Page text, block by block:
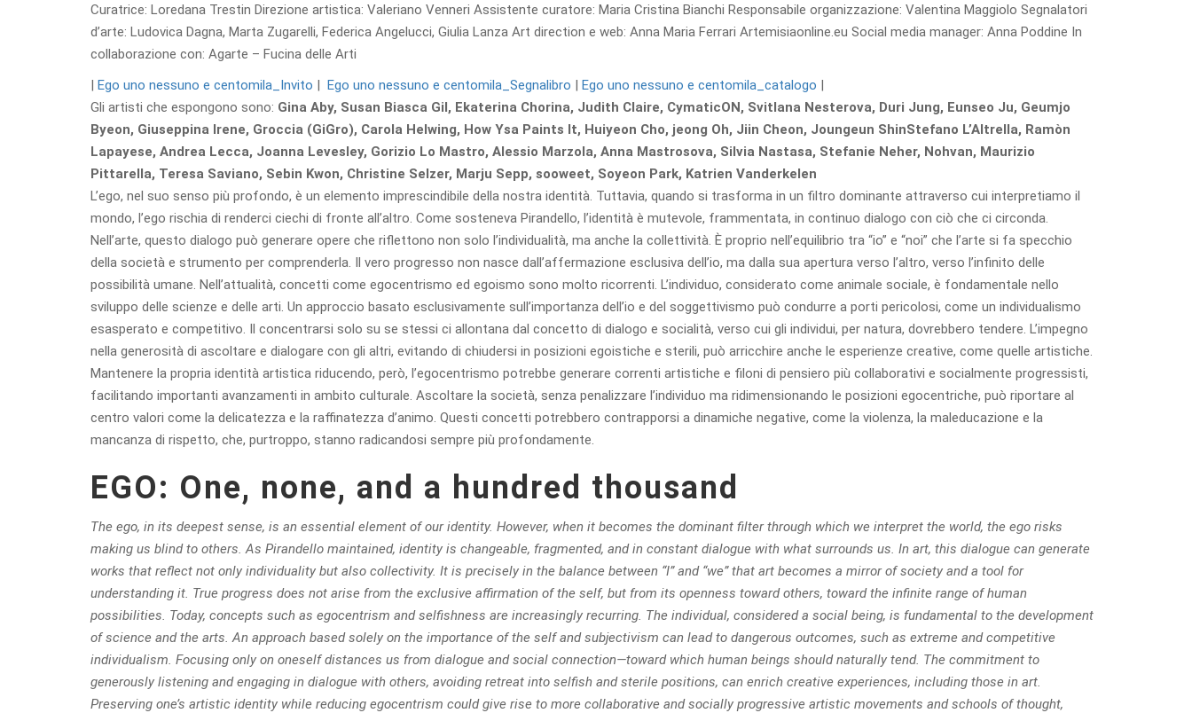
Curatrice: Loredana Trestin Direzione artistica: Valeriano Venneri Assistente curatore: Maria Cristina Bianchi Responsabile organizzazione: Valentina Maggiolo Segnalatori
d’arte: Ludovica Dagna, Marta Zugarelli, Federica Angelucci, Giulia Lanza Art direction e web: Anna Maria Ferrari Artemisiaonline.eu Social media manager: Anna Poddine In
collaborazione con: Agarte – Fucina delle Arti
| Ego uno nessuno e centomila_Invito | Ego uno nessuno e centomila_Segnalibro | Ego uno nessuno e centomila_catalogo |
Gli artisti che espongono sono: Gina Aby, Susan Biasca Gil, Ekaterina Chorina, Judith Claire, CymaticON, Svitlana Nesterova, Duri Jung, Eunseo Ju, Geumjo
Byeon, Giuseppina Irene, Groccia (GiGro), Carola Helwing, How Ysa Paints It, Huiyeon Cho, jeong Oh, Jiin Cheon, Joungeun ShinStefano L’Altrella, Ramòn
Lapayese, Andrea Lecca, Joanna Levesley, Gorizio Lo Mastro, Alessio Marzola, Anna Mastrosova, Silvia Nastasa, Stefanie Neher, Nohvan, Maurizio
Pittarella, Teresa Saviano, Sebin Kwon, Christine Selzer, Marju Sepp, sooweet, Soyeon Park, Katrien Vanderkelen
L’ego, nel suo senso più profondo, è un elemento imprescindibile della nostra identità. Tuttavia, quando si trasforma in un filtro dominante attraverso cui interpretiamo il
mondo, l’ego rischia di renderci ciechi di fronte all’altro. Come sosteneva Pirandello, l’identità è mutevole, frammentata, in continuo dialogo con ciò che ci circonda.
Nell’arte, questo dialogo può generare opere che riflettono non solo l’individualità, ma anche la collettività. È proprio nell’equilibrio tra “io” e “noi” che l’arte si fa specchio
della società e strumento per comprenderla. Il vero progresso non nasce dall’affermazione esclusiva dell’io, ma dalla sua apertura verso l’altro, verso l’infinito delle
possibilità umane. Nell’attualità, concetti come egocentrismo ed egoismo sono molto ricorrenti. L’individuo, considerato come animale sociale, è fondamentale nello
sviluppo delle scienze e delle arti. Un approccio basato esclusivamente sull’importanza dell’io e del soggettivismo può condurre a porti pericolosi, come un individualismo
esasperato e competitivo. Il concentrarsi solo su se stessi ci allontana dal concetto di dialogo e socialità, verso cui gli individui, per natura, dovrebbero tendere. L’impegno
nella generosità di ascoltare e dialogare con gli altri, evitando di chiudersi in posizioni egoistiche e sterili, può arricchire anche le esperienze creative, come quelle artistiche.
Mantenere la propria identità artistica riducendo, però, l’egocentrismo potrebbe generare correnti artistiche e filoni di pensiero più collaborativi e socialmente progressisti,
facilitando importanti avanzamenti in ambito culturale. Ascoltare la società, senza penalizzare l’individuo ma ridimensionando le posizioni egocentriche, può riportare al
centro valori come la delicatezza e la raffinatezza d’animo. Questi concetti potrebbero contrapporsi a dinamiche negative, come la violenza, la maleducazione e la
mancanza di rispetto, che, purtroppo, stanno radicandosi sempre più profondamente.
EGO: One, none, and a hundred thousand
The ego, in its deepest sense, is an essential element of our identity. However, when it becomes the dominant filter through which we interpret the world, the ego risks
making us blind to others. As Pirandello maintained, identity is changeable, fragmented, and in constant dialogue with what surrounds us. In art, this dialogue can generate
works that reflect not only individuality but also collectivity. It is precisely in the balance between “I” and “we” that art becomes a mirror of society and a tool for
understanding it. True progress does not arise from the exclusive affirmation of the self, but from its openness toward others, toward the infinite range of human
possibilities. Today, concepts such as egocentrism and selfishness are increasingly recurring. The individual, considered a social being, is fundamental to the development
of science and the arts. An approach based solely on the importance of the self and subjectivism can lead to dangerous outcomes, such as extreme and competitive
individualism. Focusing only on oneself distances us from dialogue and social connection—toward which human beings should naturally tend. The commitment to
generously listening and engaging in dialogue with others, avoiding retreat into selfish and sterile positions, can enrich creative experiences, including those in art.
Preserving one’s artistic identity while reducing egocentrism could give rise to more collaborative and socially progressive artistic movements and schools of thought,